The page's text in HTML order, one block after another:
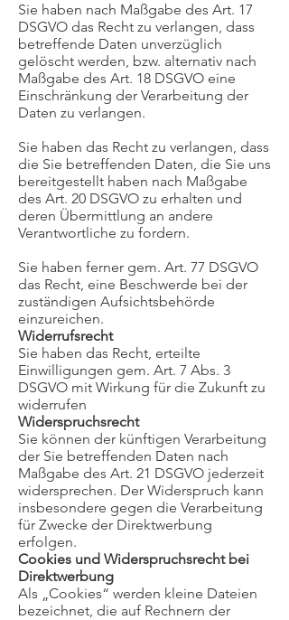
Sie haben nach Maßgabe des Art. 17
DSGVO das Recht zu verlangen, dass
betreffende Daten unverzüglich
gelöscht werden, bzw. alternativ nach
Maßgabe des Art. 18 DSGVO eine
Einschränkung der Verarbeitung der
Daten zu verlangen.
Sie haben das Recht zu verlangen, dass
die Sie betreffenden Daten, die Sie uns
bereitgestellt haben nach Maßgabe
des Art. 20 DSGVO zu erhalten und
deren Übermittlung an andere
Verantwortliche zu fordern.
Sie haben ferner gem. Art. 77 DSGVO
das Recht, eine Beschwerde bei der
zuständigen Aufsichtsbehörde
einzureichen.
Widerrufsrecht
Sie haben das Recht, erteilte
Einwilligungen gem. Art. 7 Abs. 3
DSGVO mit Wirkung für die Zukunft zu
widerrufen
Widerspruchsrecht
Sie können der künftigen Verarbeitung
der Sie betreffenden Daten nach
Maßgabe des Art. 21 DSGVO jederzeit
widersprechen. Der Widerspruch kann
insbesondere gegen die Verarbeitung
für Zwecke der Direktwerbung
erfolgen.
Cookies und Widerspruchsrecht bei
Direktwerbung
Als „Cookies“ werden kleine Dateien
bezeichnet, die auf Rechnern der